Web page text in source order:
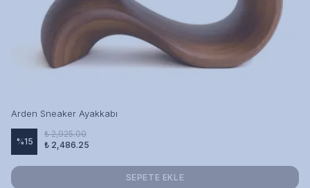
Arden Sneaker Ayakkabı
%15
₺ 2,925.00
₺ 2,486.25
SEPETE EKLE